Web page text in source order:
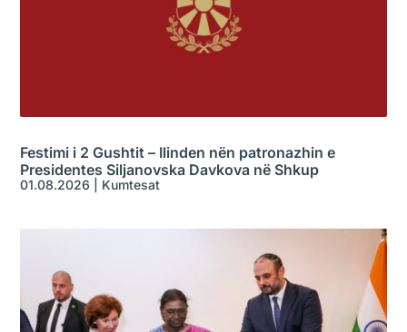
Festimi i 2 Gushtit – Ilinden nën patronazhin e
Presidentes Siljanovska Davkova në Shkup
01.08.2026 Kumtesat